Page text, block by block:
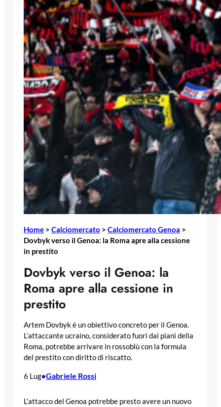
Home > Calciomercato > Calciomercato Genoa >
Dovbyk verso il Genoa: la Roma apre alla cessione
in prestito
Dovbyk verso il Genoa: la
Roma apre alla cessione in
prestito
Artem Dovbyk è un obiettivo concreto per il Genoa.
L’attaccante ucraino, considerato fuori dai piani della
Roma, potrebbe arrivare in rossoblù con la formula
del prestito con diritto di riscatto.
6 Lug•Gabriele Rossi
L’attacco del Genoa potrebbe presto avere un nuovo